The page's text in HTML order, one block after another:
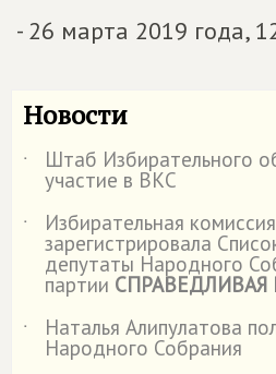
- 26 марта 2019 года,
Новости
˙ Штаб Избирательного
участие в ВКС
˙
Избирательная
зарегистрировала
депутаты Народного
партии СПРАВЕДЛИВАЯ
˙
Наталья Алипулатова
Народного Собрания